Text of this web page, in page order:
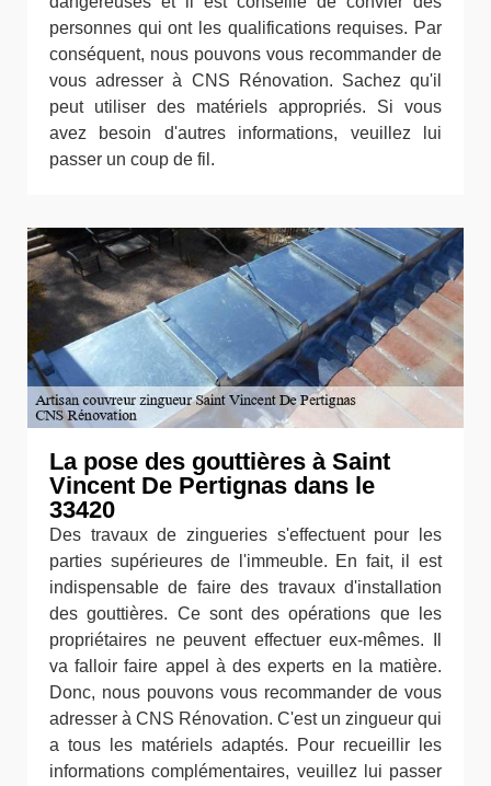
personnes qui ont les qualifications requises. Par
conséquent, nous pouvons vous recommander de
vous adresser à CNS Rénovation. Sachez qu'il
peut utiliser des matériels appropriés. Si vous
avez besoin d'autres informations, veuillez lui
passer un coup de fil.
La pose des gouttières à Saint
Vincent De Pertignas dans le
33420
Des travaux de zingueries s'effectuent pour les
parties supérieures de l'immeuble. En fait, il est
indispensable de faire des travaux d'installation
des gouttières. Ce sont des opérations que les
propriétaires ne peuvent effectuer eux-mêmes. Il
va falloir faire appel à des experts en la matière.
Donc, nous pouvons vous recommander de vous
adresser à CNS Rénovation. C'est un zingueur qui
a tous les matériels adaptés. Pour recueillir les
informations complémentaires, veuillez lui passer